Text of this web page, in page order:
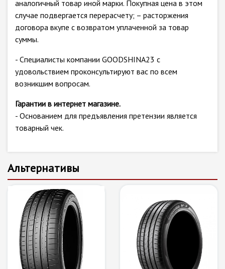
аналогичный товар иной марки. Покупная цена в этом
случае подвергается перерасчету; – расторжения
договора вкупе с возвратом уплаченной за товар
суммы.
- Специалисты компании GOODSHINA23 с
удовольствием проконсультируют вас по всем
возникшим вопросам.
Гарантии в интернет магазине.
- Основанием для предъявления претензии является
товарный чек.
Альтернативы